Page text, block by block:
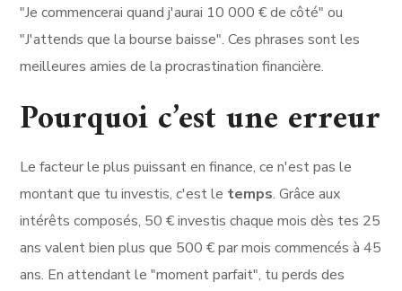
"Je commencerai quand j'aurai 10 000 € de côté" ou
"J'attends que la bourse baisse". Ces phrases sont les
meilleures amies de la procrastination financière.
Pourquoi c’est une erreur
Le facteur le plus puissant en finance, ce n'est pas le
montant que tu investis, c'est le temps. Grâce aux
intérêts composés, 50 € investis chaque mois dès tes 25
ans valent bien plus que 500 € par mois commencés à 45
ans. En attendant le "moment parfait", tu perds des